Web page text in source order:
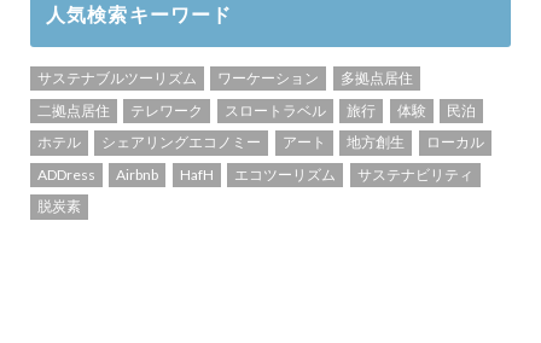
人気検索キーワード
サステナブルツーリズム ワーケーション
多拠点居住
二拠点居住
テレワーク スロートラベル 旅行 体験
民泊
ホテル
シェアリングエコノミー アート 地方創生
ローカル
ADDress
Airbnb HafH エコツーリズム
サステナビリティ
脱炭素